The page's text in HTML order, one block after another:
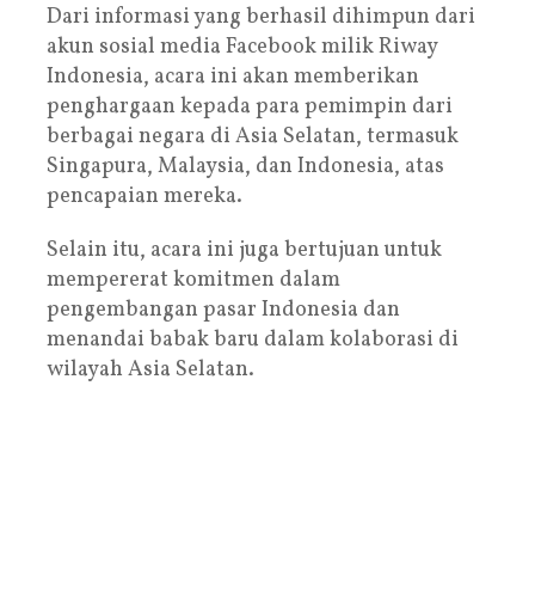
Dari informasi yang berhasil dihimpun dari
akun sosial media Facebook milik Riway
Indonesia, acara ini akan memberikan
penghargaan kepada para pemimpin dari
berbagai negara di Asia Selatan, termasuk
Singapura, Malaysia, dan Indonesia, atas
pencapaian mereka.
Selain itu, acara ini juga bertujuan untuk
mempererat komitmen dalam
pengembangan pasar Indonesia dan
menandai babak baru dalam kolaborasi di
wilayah Asia Selatan.